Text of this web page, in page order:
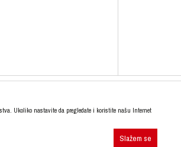
Ukoliko nastavite da pregledate i koristite našu Internet
Slažem se